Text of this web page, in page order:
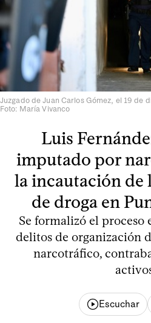
Juzgado de Juan Carlos Gómez, el 19 de
Foto: María Vivanco
Luis
imputado por
la incautación de
de droga en
Se formalizó el proceso
delitos de organización
narcotráfico,
Escuchar